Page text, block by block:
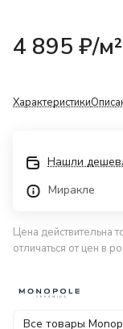
4 895 ₽/м²
Характеристики
Нашли
Миракле
Цена действительна
отличаться от цен в
Все товары